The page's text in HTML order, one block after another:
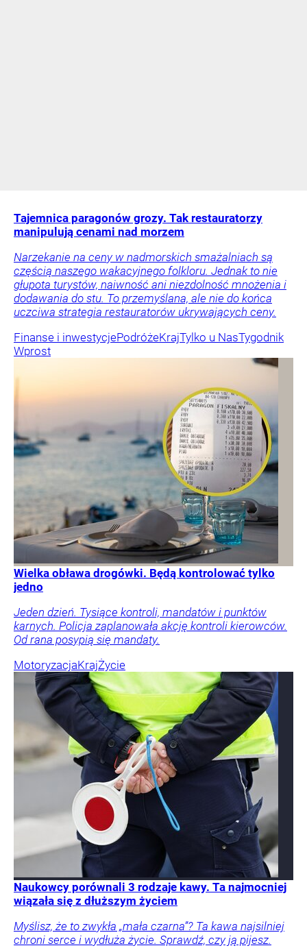
Tajemnica paragonów grozy. Tak restauratorzy
manipulują cenami nad morzem
Narzekanie na ceny w nadmorskich smażalniach są
częścią naszego wakacyjnego folkloru. Jednak to nie
głupota turystów, naiwność ani niezdolność mnożenia i
dodawania do stu. To przemyślana, ale nie do końca
uczciwa strategia restauratorów ukrywających ceny.
Finanse i inwestycjePodróżeKrajTylko u NasTygodnik
Wprost
Wielka obława drogówki. Będą kontrolować tylko
jedno
Jeden dzień. Tysiące kontroli, mandatów i punktów
karnych. Policja zaplanowała akcję kontroli kierowców.
Od rana posypią się mandaty.
MotoryzacjaKrajŻycie
Naukowcy porównali 3 rodzaje kawy. Ta najmocniej
wiązała się z dłuższym życiem
Myślisz, że to zwykła „mała czarna”? Ta kawa najsilniej
chroni serce i wydłuża życie. Sprawdź, czy ją pijesz.